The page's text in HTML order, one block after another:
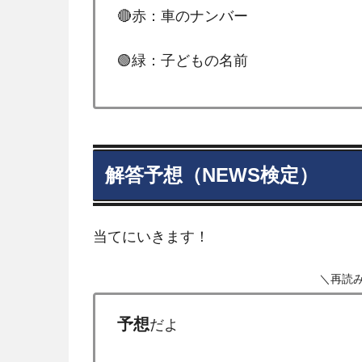
🔴赤：車のナンバー
🟢緑：子どもの名前
解答予想（NEWS検定）
当てにいきます！
＼再読
予想だよ